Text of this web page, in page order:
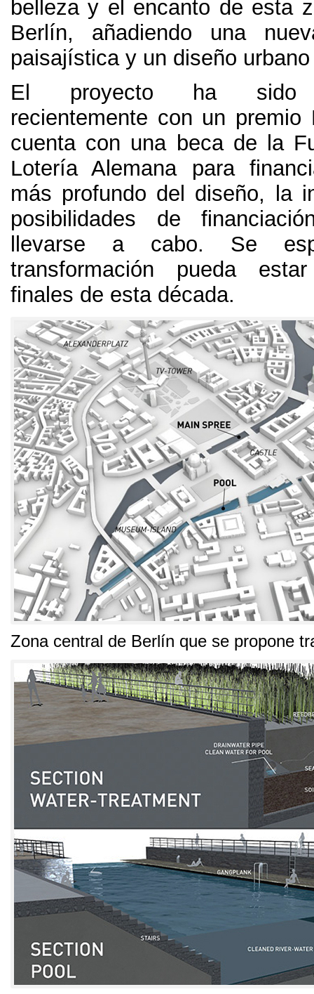
belleza y el encanto de esta
Berlín, añadiendo una
paisajística y un diseño
El proyecto ha sido
recientemente con un premio
cuenta con una beca de la
Lotería Alemana para
más profundo del diseño,
la
posibilidades de
llevarse a cabo. Se
transformación pueda
finales de esta década.
Zona central de Berlín que se propone